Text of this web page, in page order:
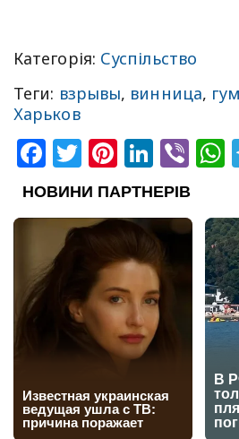
Категорія: Суспільство
Теги: взрывы, винница,
Харьков
Facebook
Twitter